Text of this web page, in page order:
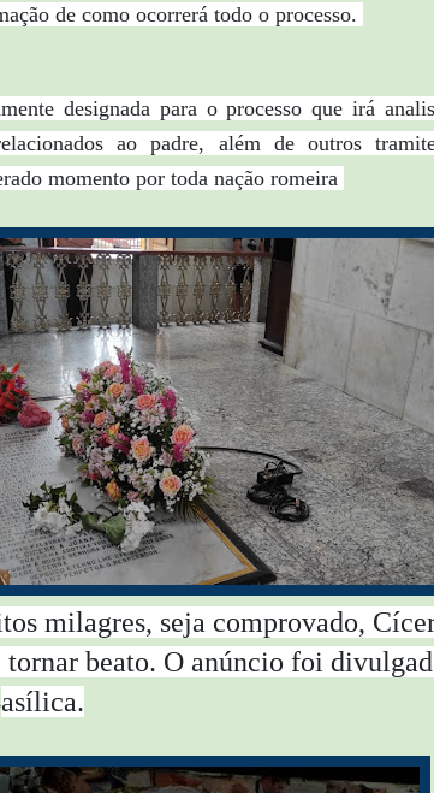
de como ocorrerá todo o processo.
designada para o processo que irá
ao padre, além de outros
momento por toda nação romeira
milagres, seja comprovado,
tornar beato. O anúncio foi
asílica.